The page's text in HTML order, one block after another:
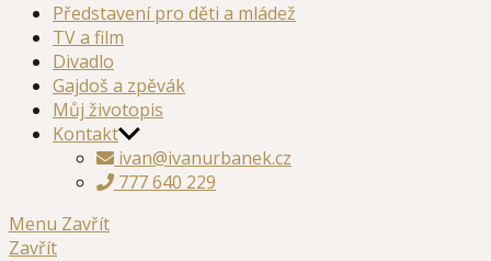
Představení pro děti a mládež
TV a film
Divadlo
Gajdoš a zpěvák
Můj životopis
Kontakt
ivan@ivanurbanek.cz
777 640 229
Menu Zavřít
Zavřít